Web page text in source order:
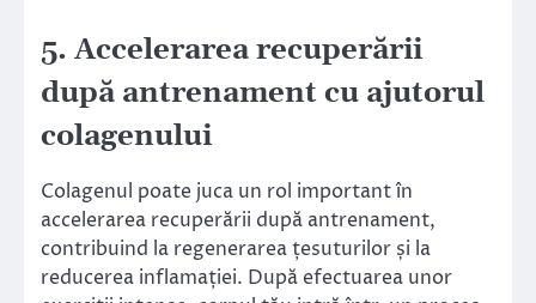
5. Accelerarea recuperării
după antrenament cu ajutorul
colagenului
Colagenul poate juca un rol important în
accelerarea recuperării după antrenament,
contribuind la regenerarea țesuturilor și la
reducerea inflamației. După efectuarea unor